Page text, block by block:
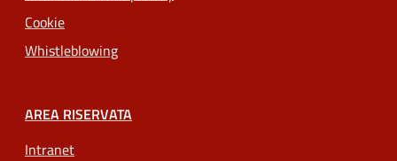
Cookie
Whistleblowing
AREA RISERVATA
Intranet